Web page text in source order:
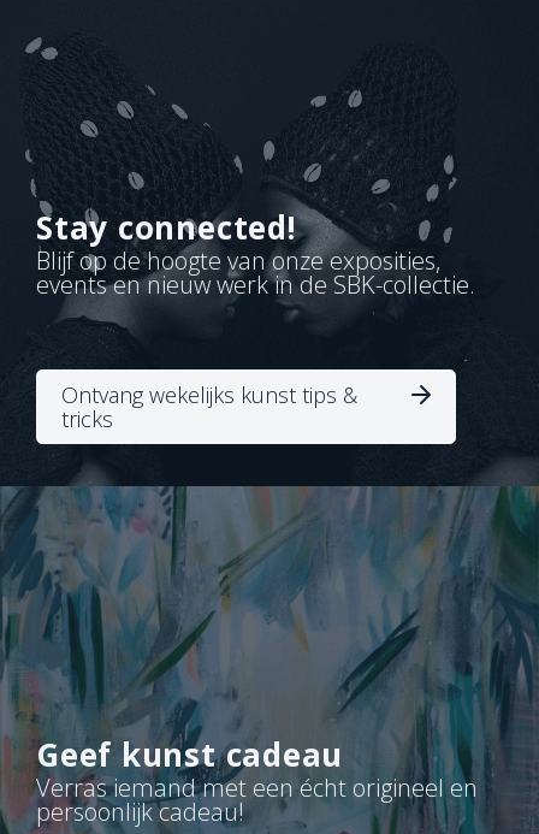
Stay connected!
Blijf op de hoogte van onze exposities,
events en nieuw werk in de SBK-collectie.
Ontvang wekelijks kunst tips &
tricks
Geef kunst cadeau
Verras iemand met een écht origineel en
persoonlijk cadeau!